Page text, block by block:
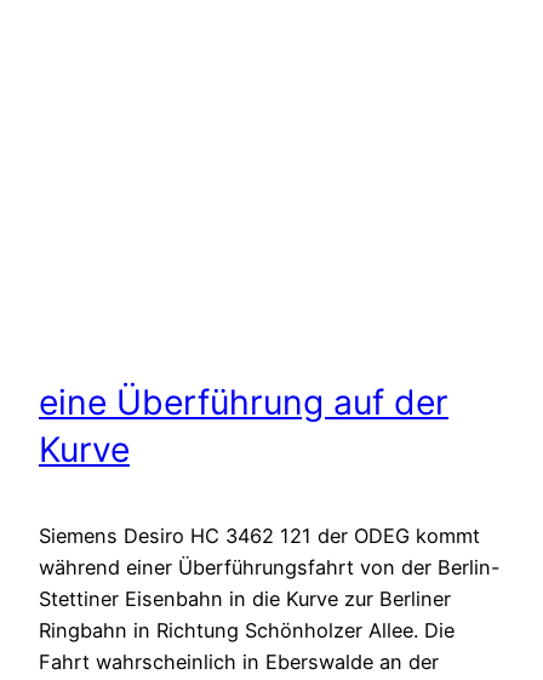
eine Überführung auf der
Kurve
Siemens Desiro HC 3462 121 der ODEG kommt
während einer Überführungsfahrt von der Berlin-
Stettiner Eisenbahn in die Kurve zur Berliner
Ringbahn in Richtung Schönholzer Allee. Die
Fahrt wahrscheinlich in Eberswalde an der